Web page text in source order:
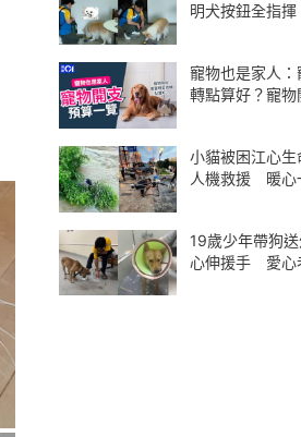
明犬按鈕全指
寵物也是家人
轉點算好？寵
小貓被困江心
人機救援 暖心
19歲少年帶狗
心伸援手 愛心